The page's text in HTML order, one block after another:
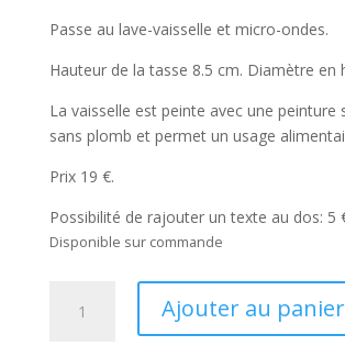
Passe au lave-vaisselle et micro-ondes.
Hauteur de la tasse 8.5 cm. Diamètre en
La vaisselle est peinte avec une peinture
sans plomb et permet un usage
Prix 19 €.
Possibilité de rajouter un texte au dos: 5
Disponible sur commande
Ajouter au panier